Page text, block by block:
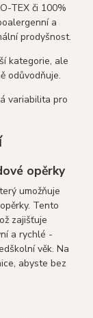
TEX či 100%
a
prodyšnost.
kategorie, ale
odůvodňuje.
variabilita pro
opěrky
umožňuje
Tento
zajišťuje
a rychlé -
věk. Na
abyste bez